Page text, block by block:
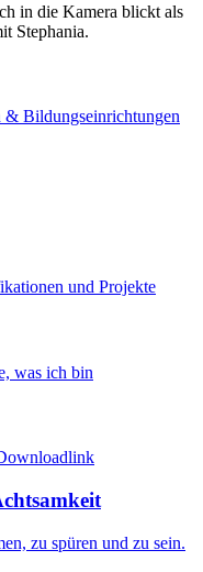
& Bildungseinrichtungen
und Projekte
was ich bin
zu spüren und zu sein.